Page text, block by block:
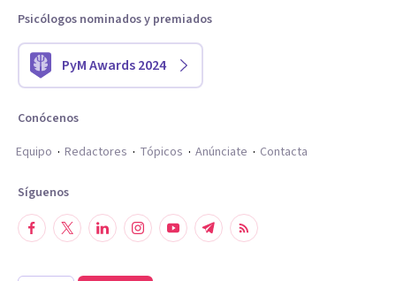
Psicólogos nominados y premiados
PyM Awards 2024
Conócenos
Equipo
Redactores Tópicos Anúnciate Contacta
Síguenos